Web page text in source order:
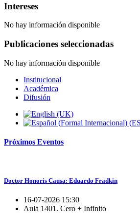
Intereses
No hay información disponible
Publicaciones seleccionadas
No hay información disponible
Institucional
Académica
Difusión
Próximos Eventos
Doctor Honoris Causa: Eduardo Fradkin
16-07-2026 15:30 |
Aula 1401. Cero + Infinito